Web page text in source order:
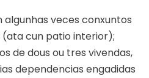
veces conxuntos
(ata cun patio interior);
de dous ou tres vivendas,
dependencias engadidas